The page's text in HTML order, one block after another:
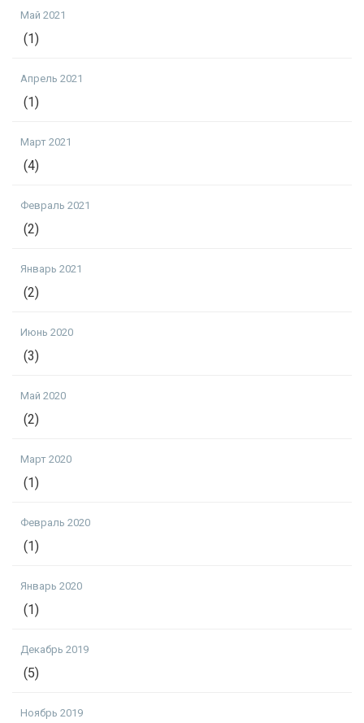
Май 2021
(1)
Апрель 2021
(1)
Март 2021
(4)
Февраль 2021
(2)
Январь 2021
(2)
Июнь 2020
(3)
Май 2020
(2)
Март 2020
(1)
Февраль 2020
(1)
Январь 2020
(1)
Декабрь 2019
(5)
Ноябрь 2019